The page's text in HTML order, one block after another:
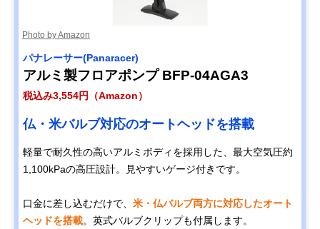
Photo by Amazon
パナレーサー(Panaracer)
アルミ製フロアポンプ BFP-04AGA3
税込み3,554円（Amazon）
仏・米バルブ対応のオートヘッドを搭載
軽量で耐久性の高いアルミボディを採用した、最大空気圧約
1,100kPaの高圧設計。見やすいゲージ付きです。
口金に差し込むだけで、 米・仏バルブ両方に対応したオート
ヘッドを搭載。英式バルブクリップも付属します。